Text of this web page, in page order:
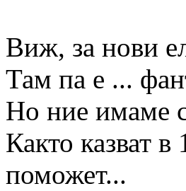
Виж, за нови
Там па е ...
Но ние имаме
Както казват
поможет...